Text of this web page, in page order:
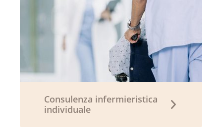
Consulenza infermieristica
individuale